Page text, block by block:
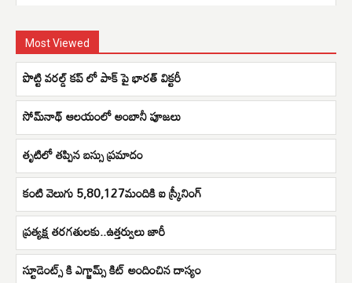
Most Viewed
పొట్టి వరల్డ్ కప్ లో పాక్ పై భారత్ విక్టరీ
సోమ్‌నాథ్ ఆలయంలో అంబానీ పూజలు
తృటిలో తప్పిన బస్సు ప్రమాదం
కంటి వెలుగు 5,80,127మందికి ఐ స్క్రీనింగ్
ప్రత్యక్ష తరగతులకు..ఉత్తర్వులు జారీ
స్టూడెంట్స్ కి ఎగ్జామ్స్ కిట్ అందించిన దాస్యం